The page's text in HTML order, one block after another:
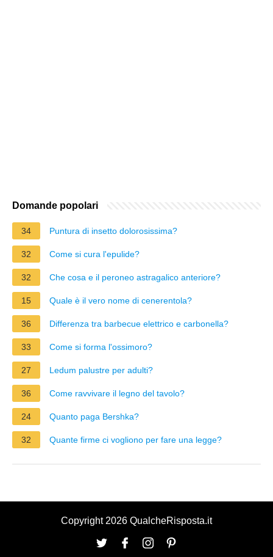
Domande popolari
34 Puntura di insetto dolorosissima?
32 Come si cura l'epulide?
32 Che cosa e il peroneo astragalico anteriore?
15 Quale è il vero nome di cenerentola?
36 Differenza tra barbecue elettrico e carbonella?
33 Come si forma l'ossimoro?
27 Ledum palustre per adulti?
36 Come ravvivare il legno del tavolo?
24 Quanto paga Bershka?
32 Quante firme ci vogliono per fare una legge?
Copyright 2026 QualcheRisposta.it